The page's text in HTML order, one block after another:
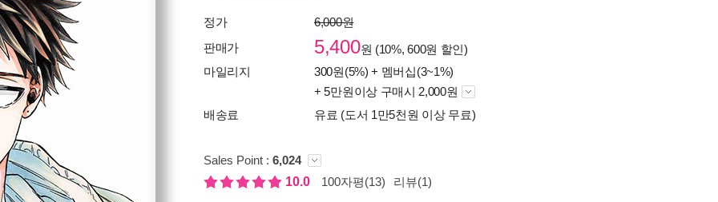
정가
6,000원
판매가
5,400원 (10%, 600원 할인)
마일리지
300원(5%) + 멤버십(3~1%)
+ 5만원이상 구매시 2,000원
배송료
유료 (도서 1만5천원 이상 무료)
Sales Point : 6,024
10.0
100자평(13) 리뷰(1)